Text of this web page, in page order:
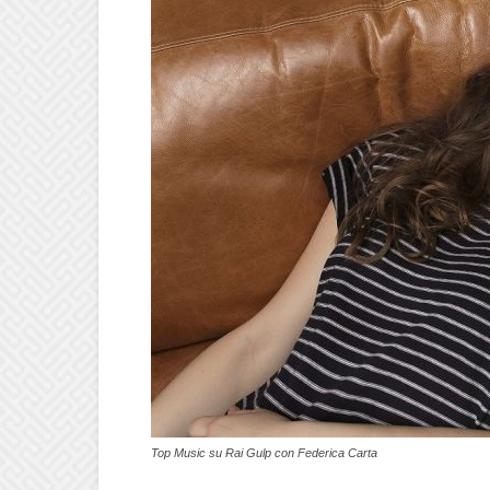
Top Music su Rai Gulp con Federica Carta